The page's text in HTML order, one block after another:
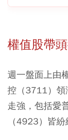
權值股帶
週一盤面上由
控（3711）領
走強，包括愛
（4923）皆紛